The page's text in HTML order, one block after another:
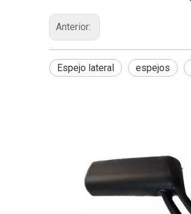
Anterior:
Espejo lateral espejos